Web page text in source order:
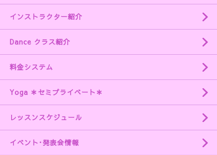
インストラクター紹介
Dance クラス紹介
料金システム
Yoga ＊セミプライベート＊
レッスンスケジュール
イベント･発表会情報